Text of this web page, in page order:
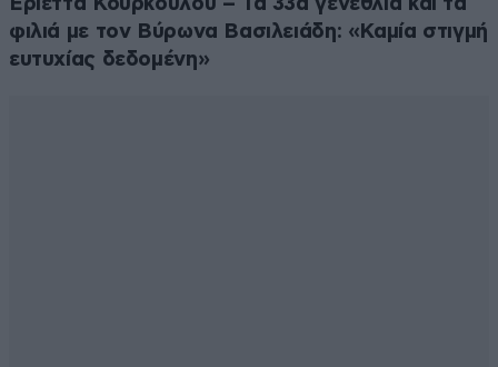
φιλιά με τον Βύρωνα Βασιλειάδη: «Καμία στιγμή
ευτυχίας δεδομένη»